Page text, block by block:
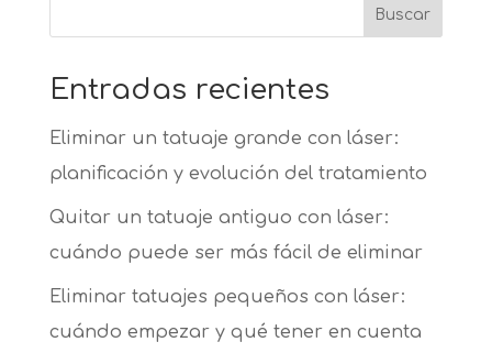
Buscar
Entradas recientes
Eliminar un tatuaje grande con láser:
planificación y evolución del tratamiento
Quitar un tatuaje antiguo con láser:
cuándo puede ser más fácil de eliminar
Eliminar tatuajes pequeños con láser:
cuándo empezar y qué tener en cuenta